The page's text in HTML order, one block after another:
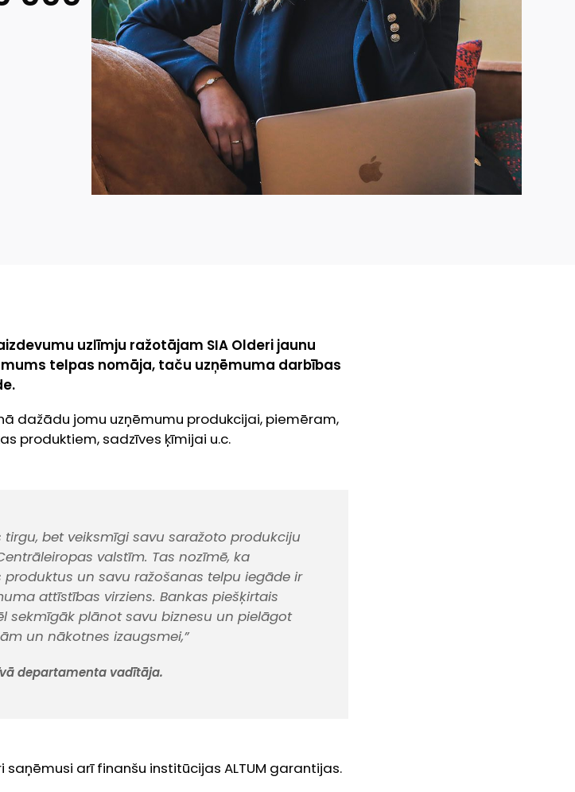
uzlīmju ražotājam SIA Olderi jaunu
telpas nomāja, taču uzņēmuma darbības
dažādu jomu uzņēmumu produkcijai, piemēram,
produktiem, sadzīves ķīmijai u.c.
tirgu, bet veiksmīgi savu saražoto produkciju
valstīm. Tas nozīmē, ka
un savu ražošanas telpu iegāde ir
attīstības virziens. Bankas piešķirtais
sekmīgāk plānot savu biznesu un pielāgot
un nākotnes izaugsmei,”
departamenta vadītāja.
arī finanšu institūcijas ALTUM garantijas.